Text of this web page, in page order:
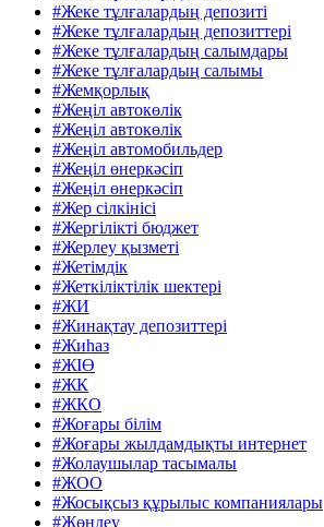
#Жеке тұлғалардың депозиті
#Жеке тұлғалардың депозиттері
#Жеке тұлғалардың салымдары
#Жеке тұлғалардың салымы
#Жемқорлық
#Жеңіл автокөлік
#Жеңіл автокөлік
#Жеңіл автомобильдер
#Жеңіл өнеркәсіп
#Жеңіл өнеркәсіп
#Жер сілкінісі
#Жергілікті бюджет
#Жерлеу қызметі
#Жетімдік
#Жеткіліктілік шектері
#ЖИ
#Жинақтау депозиттері
#Жиһаз
#ЖІӨ
#ЖК
#ЖКО
#Жоғары білім
#Жоғары жылдамдықты интернет
#Жолаушылар тасымалы
#ЖОО
#Жосықсыз құрылыс компаниялары
#Жөндеу